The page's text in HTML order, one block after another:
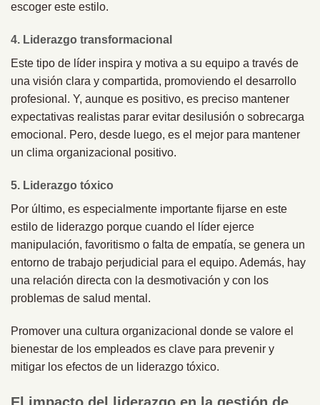
escoger este estilo.
4. Liderazgo transformacional
Este tipo de líder inspira y motiva a su equipo a través de
una visión clara y compartida, promoviendo el desarrollo
profesional. Y, aunque es positivo, es preciso mantener
expectativas realistas parar evitar desilusión o sobrecarga
emocional. Pero, desde luego, es el mejor para mantener
un clima organizacional positivo.
5. Liderazgo tóxico
Por último, es especialmente importante fijarse en este
estilo de liderazgo porque cuando el líder ejerce
manipulación, favoritismo o falta de empatía, se genera un
entorno de trabajo perjudicial para el equipo. Además, hay
una relación directa con la desmotivación y con los
problemas de salud mental.
Promover una cultura organizacional donde se valore el
bienestar de los empleados es clave para prevenir y
mitigar los efectos de un liderazgo tóxico.